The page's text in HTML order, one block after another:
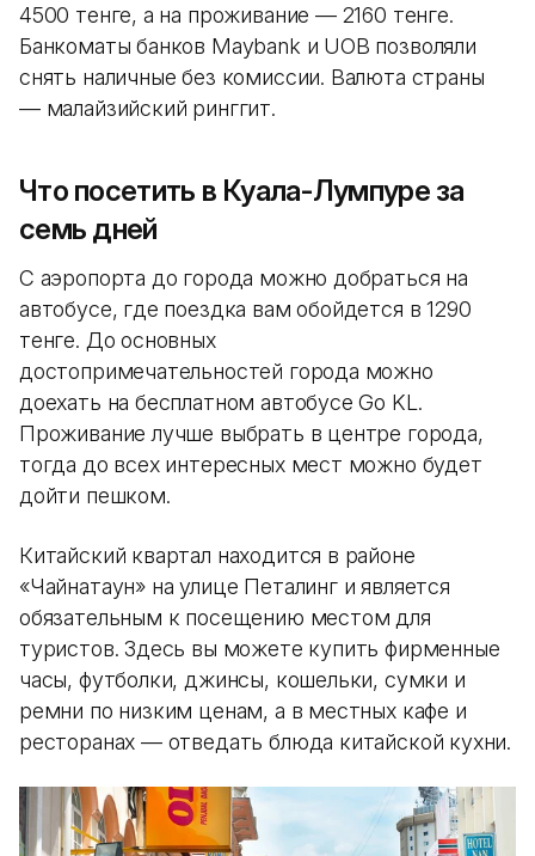
4500 тенге, а на проживание — 2160 тенге.
Банкоматы банков Maybank и UOB позволяли
снять наличные без комиссии. Валюта страны
— малайзийский ринггит.
Что посетить в Куала-Лумпуре за
семь дней
С аэропорта до города можно добраться на
автобусе, где поездка вам обойдется в 1290
тенге. До основных
достопримечательностей города можно
доехать на бесплатном автобусе Go KL.
Проживание лучше выбрать в центре города,
тогда до всех интересных мест можно будет
дойти пешком.
Китайский квартал находится в районе
«Чайнатаун» на улице Петалинг и является
обязательным к посещению местом для
туристов. Здесь вы можете купить фирменные
часы, футболки, джинсы, кошельки, сумки и
ремни по низким ценам, а в местных кафе и
ресторанах — отведать блюда китайской кухни.